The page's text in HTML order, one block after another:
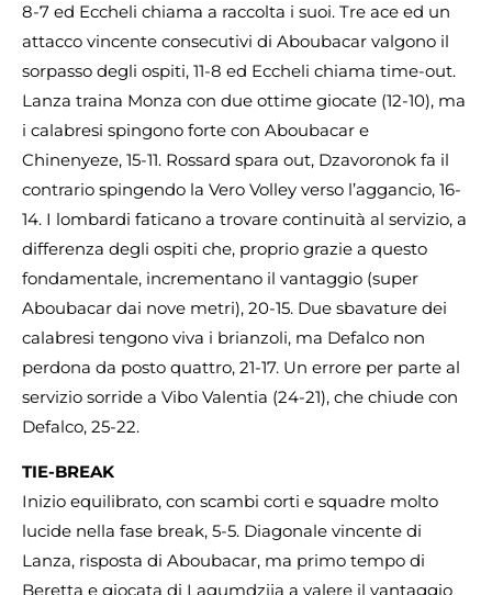
8-7 ed Eccheli chiama a raccolta i suoi. Tre ace ed un
attacco vincente consecutivi di Aboubacar valgono il
sorpasso degli ospiti, 11-8 ed Eccheli chiama time-out.
Lanza traina Monza con due ottime giocate (12-10), ma
i calabresi spingono forte con Aboubacar e
Chinenyeze, 15-11. Rossard spara out, Dzavoronok fa il
contrario spingendo la Vero Volley verso l’aggancio, 16-
14. I lombardi faticano a trovare continuità al servizio, a
differenza degli ospiti che, proprio grazie a questo
fondamentale, incrementano il vantaggio (super
Aboubacar dai nove metri), 20-15. Due sbavature dei
calabresi tengono viva i brianzoli, ma Defalco non
perdona da posto quattro, 21-17. Un errore per parte al
servizio sorride a Vibo Valentia (24-21), che chiude con
Defalco, 25-22.
TIE-BREAK
Inizio equilibrato, con scambi corti e squadre molto
lucide nella fase break, 5-5. Diagonale vincente di
Lanza, risposta di Aboubacar, ma primo tempo di
Beretta e giocata di Lagumdzija a valere il vantaggio